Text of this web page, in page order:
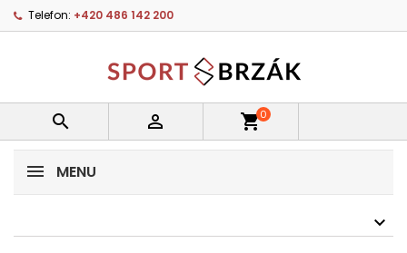
Telefon: +420 486 142 200
  shopping_cart0
MENU